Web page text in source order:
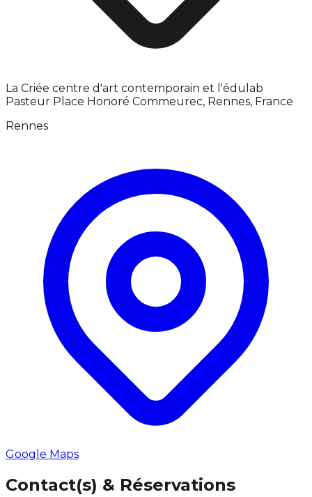
La Criée centre d'art contemporain et l'édulab
Pasteur Place Honoré Commeurec, Rennes, France
Rennes
Google Maps
Contact(s) & Réservations